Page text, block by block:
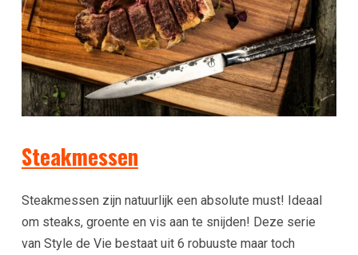
Steakmessen
Steakmessen zijn natuurlijk een absolute must! Ideaal
om steaks, groente en vis aan te snijden! Deze serie
van Style de Vie bestaat uit 6 robuuste maar toch